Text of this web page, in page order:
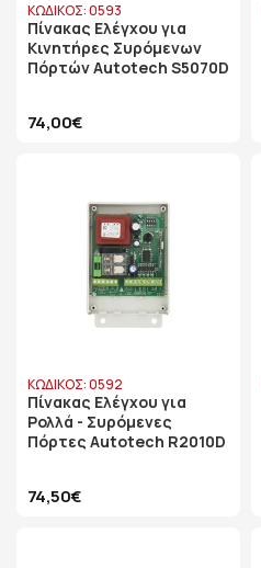
ΚΩΔΙΚΟΣ: 0593
Πίνακας Ελέγχου για
Κινητήρες Συρόμενων
Πόρτών Autotech S5070D
74,00€
ΚΩΔΙΚΟΣ: 0592
Πίνακας Ελέγχου για
Ρολλά - Συρόμενες
Πόρτες Autotech R2010D
74,50€